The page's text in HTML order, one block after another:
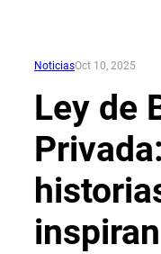
NoticiasOct 10, 2025
Ley de
inspiran